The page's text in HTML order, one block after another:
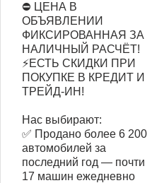
⛔ ЦЕНА В
ОБЪЯВЛЕНИИ
ФИКСИРОВАННАЯ ЗА
НАЛИЧНЫЙ РАСЧЁТ!
⚡ЕСТЬ СКИДКИ ПРИ
ПОКУПКЕ В КРЕДИТ И
ТРЕЙД-ИН!
Нас выбирают:
✅ Продано более 6 200
автомобилей за
последний год — почти
17 машин ежедневно